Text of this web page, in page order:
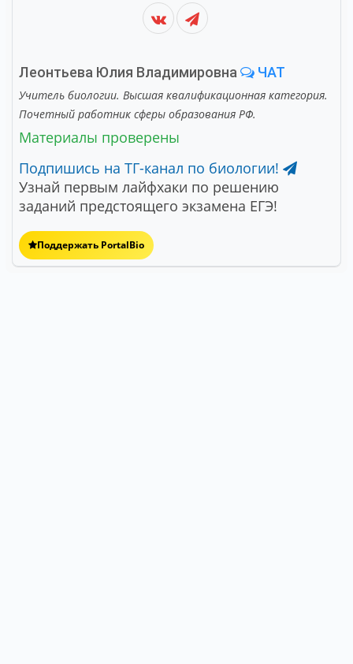
Леонтьева Юлия Владимировна ЧАТ
Учитель биологии. Высшая квалификационная категория.
Почетный работник сферы образования РФ.
Материалы проверены
Подпишись на ТГ-канал по биологии!
Узнай первым лайфхаки по решению
заданий предстоящего экзамена ЕГЭ!
Поддержать PortalBio